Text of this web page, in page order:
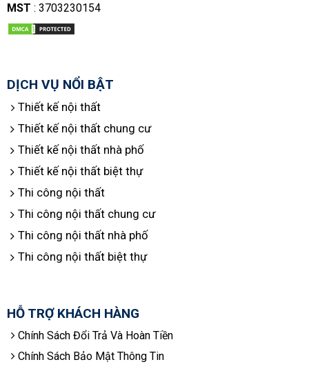
MST : 3703230154
DỊCH VỤ NỔI BẬT
Thiết kế nội thất
Thiết kế nội thất chung cư
Thiết kế nội thất nhà phố
Thiết kế nội thất biệt thự
Thi công nội thất
Thi công nội thất chung cư
Thi công nội thất nhà phố
Thi công nội thất biệt thự
HỖ TRỢ KHÁCH HÀNG
Chính Sách Đổi Trả Và Hoàn Tiền
Chính Sách Bảo Mật Thông Tin